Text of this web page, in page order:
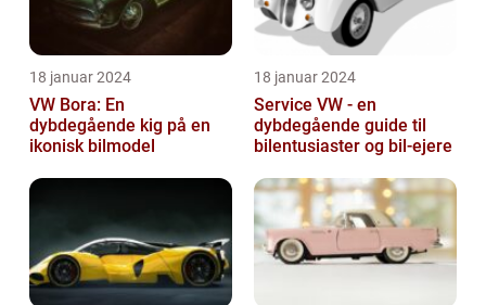
18 januar 2024
VW Bora: En
dybdegående kig på en
ikonisk bilmodel
18 januar 2024
Service VW - en
dybdegående guide til
bilentusiaster og bil-ejere